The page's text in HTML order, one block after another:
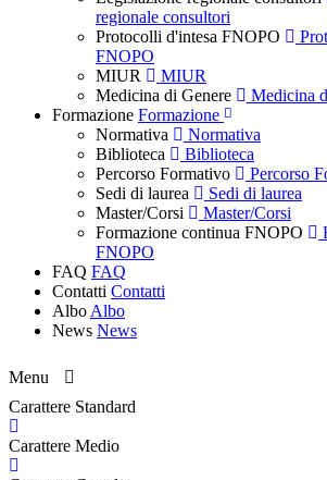
regionale consultori
Protocolli d'intesa FNOPO
FNOPO
MIUR
MIUR
Medicina di Genere
Medicina
Formazione Formazione
Normativa
Normativa
Biblioteca
Biblioteca
Percorso Formativo
Percorso
Sedi di laurea
Sedi di laurea
Master/Corsi
Master/Corsi
Formazione continua FNOPO
FNOPO
FAQ FAQ
Contatti Contatti
Albo Albo
News News
Menu
Carattere Standard
Carattere Medio